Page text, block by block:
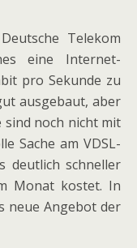
Telekom
eine Internet-
pro Sekunde zu
ausgebaut, aber
sind noch nicht mit
Sache am VDSL-
deutlich schneller
Monat kostet. In
neue Angebot der